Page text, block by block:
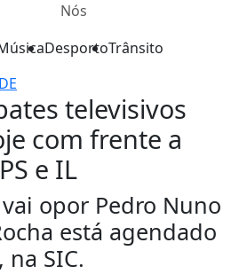
Nós
DesportoTrânsito
televisivos
com frente a
e IL
opor Pedro Nuno
está agendado
na SIC.